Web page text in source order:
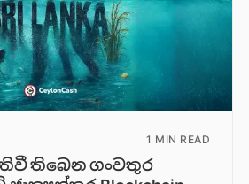
1 MIN READ
තිබෙන ගංවතුර